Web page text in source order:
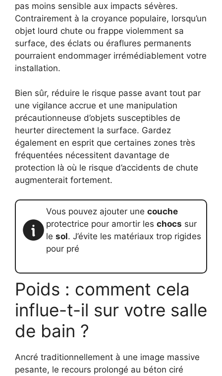
pas moins sensible aux impacts sévères.
Contrairement à la croyance populaire, lorsqu’un
objet lourd chute ou frappe violemment sa
surface, des éclats ou éraflures permanents
pourraient endommager irrémédiablement votre
installation.
Bien sûr, réduire le risque passe avant tout par
une vigilance accrue et une manipulation
précautionneuse d’objets susceptibles de
heurter directement la surface. Gardez
également en esprit que certaines zones très
fréquentées nécessitent davantage de
protection là où le risque d’accidents de chute
augmenterait fortement.
Vous pouvez ajouter une couche
protectrice pour amortir les chocs sur
le sol. J’évite les matériaux trop rigides
pour pré
Poids : comment cela
influe-t-il sur votre salle
de bain ?
Ancré traditionnellement à une image massive
pesante, le recours prolongé au béton ciré